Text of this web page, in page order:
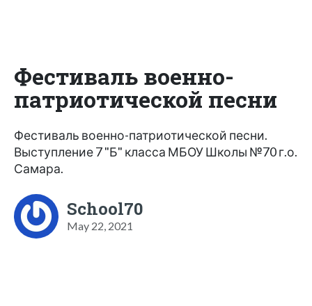
Фестиваль военно-
патриотической песни
Фестиваль военно-патриотической песни.
Выступление 7 "Б" класса МБОУ Школы №70 г.о.
Самара.
School70
May 22, 2021